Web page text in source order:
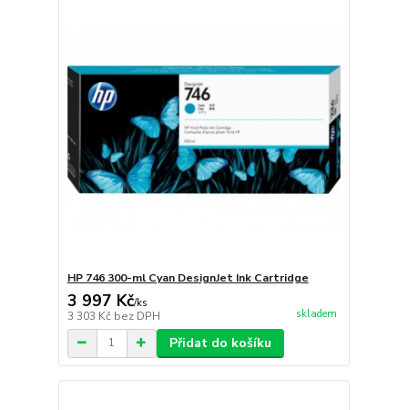
HP 746 300-ml Cyan DesignJet Ink Cartridge
3 997 Kč/ks
3 303 Kč bez DPH skladem
Přidat do košíku